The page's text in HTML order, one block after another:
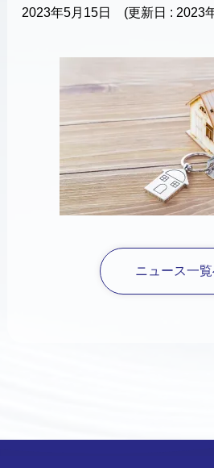
2023年5月15日 (更新日 : 2023
ニュース一